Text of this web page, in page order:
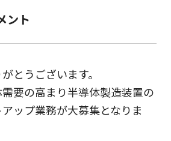
ント
とうございます。
要の高まり半導体製造装置の
ップ業務が大募集となりま